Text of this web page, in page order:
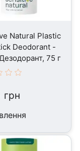
Natural Plastic
Deodorant -
75 г
грн